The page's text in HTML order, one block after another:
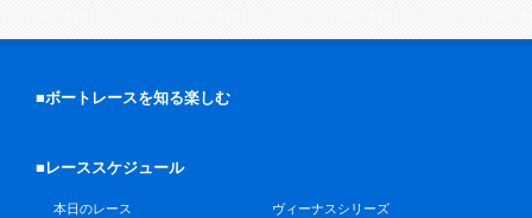
■ボートレースを知る楽しむ
■レーススケジュール
本日のレース
ヴィーナスシリーズ